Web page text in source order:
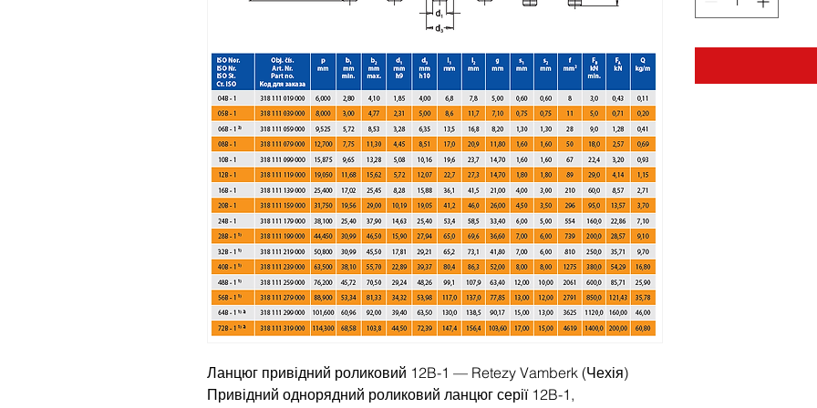
Ланцюг привідний роликовий 12B-1 — Retezy Vamberk (Чехія)
Привідний однорядний роликовий ланцюг серії 12B-1,